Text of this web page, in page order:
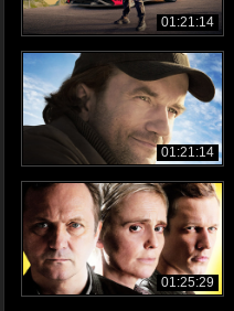
01:21:14
01:21:14
01:25:29